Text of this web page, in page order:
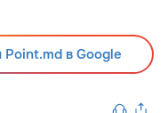
Point.md в Google